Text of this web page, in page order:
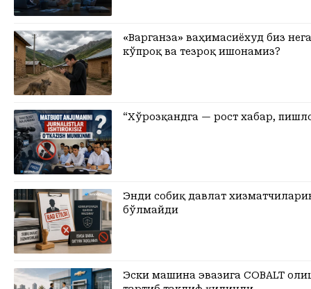
«Варганза» ваҳимасиёхуд биз
кўпроқ ва тезроқ ишонамиз?
“Хўрозқандга — рост хабар,
Энди собиқ давлат
бўлмайди
Эски машина эвазига COBALT